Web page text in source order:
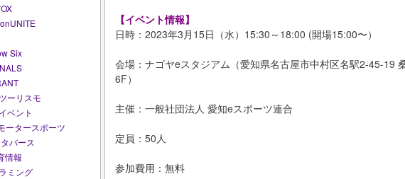
Six
ーリスモ
ベント
ータースポーツ
タバース
情報
ミング
【イベント情報】
日時：2023年3月15日（水）15:30～18:00 (開場15:00〜）
会場：ナゴヤeスタジアム（愛知県名古屋市中村区名駅2-45-19
6F）
主催：一般社団法人 愛知eスポーツ連合
定員：50人
参加費用：無料